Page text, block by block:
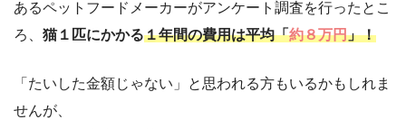
あるペットフードメーカーがアンケート調査を行ったとこ
ろ、 猫１匹にかかる１年間の費用は平均「約８万円」！
「たいした金額じゃない」と思われる方もいるかもしれま
せんが、